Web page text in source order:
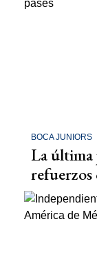
BOCA JUNIORS
La última
refuerzos